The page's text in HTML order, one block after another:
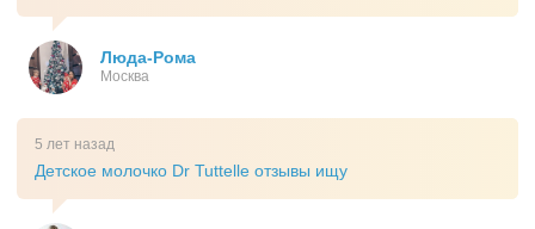
Люда-Рома
Москва
5 лет назад
Детское молочко Dr Tuttelle отзывы ищу